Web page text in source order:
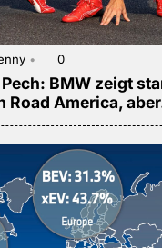
• 0
BMW zeigt
Road America,